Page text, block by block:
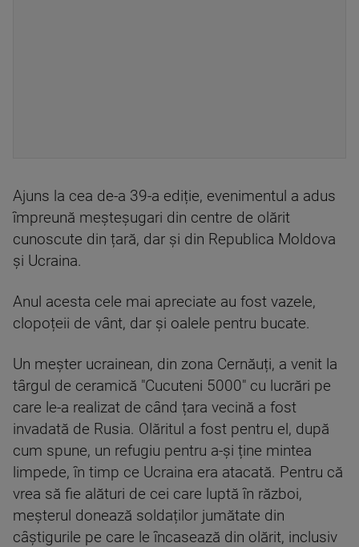
Ajuns la cea de-a 39-a ediție, evenimentul a adus
împreună meșteșugari din centre de olărit
cunoscute din țară, dar și din Republica Moldova
și Ucraina.
Anul acesta cele mai apreciate au fost vazele,
clopoțeii de vânt, dar și oalele pentru bucate.
Un meșter ucrainean, din zona Cernăuți, a venit la
târgul de ceramică "Cucuteni 5000" cu lucrări pe
care le-a realizat de când țara vecină a fost
invadată de Rusia. Olăritul a fost pentru el, după
cum spune, un refugiu pentru a-și ține mintea
limpede, în timp ce Ucraina era atacată. Pentru că
vrea să fie alături de cei care luptă în război,
meșterul donează soldaților jumătate din
câștigurile pe care le încasează din olărit, inclusiv